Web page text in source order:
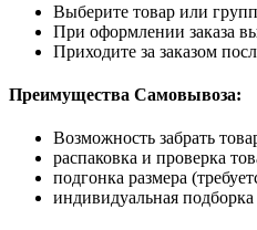
Выберите товар или
При оформлении заказа
Приходите за заказом
Преимущества Самовывоза:
Возможность забрать
распаковка и проверка
подгонка размера
индивидуальная